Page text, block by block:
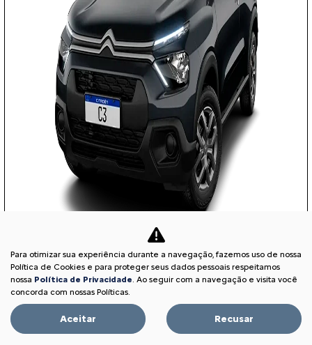
COM SEU USADO NA TROCA
PESSOA FÍSICA
Para otimizar sua experiência durante a navegação, fazemos uso de nossa
Política de Cookies e para proteger seus dados pessoais respeitamos
nossa Política de Privacidade. Ao seguir com a navegação e visita você
concorda com nossas Políticas.
Aceitar Recusar